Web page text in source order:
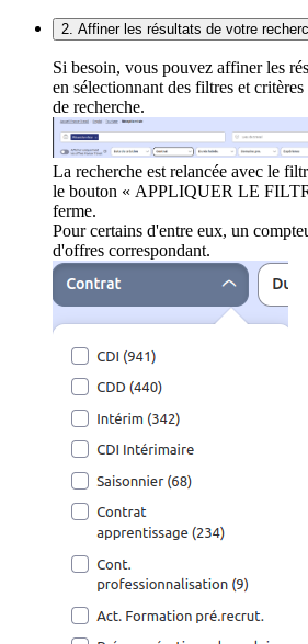
2. Affiner les résultats de votre
Si besoin, vous pouvez affiner les
en sélectionnant des filtres et critères
de recherche.
La recherche est relancée avec le
le bouton « APPLIQUER LE
ferme.
Pour certains d'entre eux, un
d'offres correspondant.